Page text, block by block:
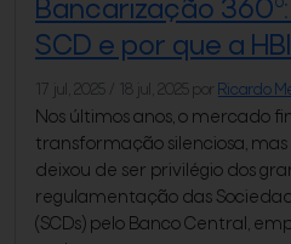
Bancarização
SCD e por que a
17 jul, 2025 / 18 jul, 2025 por Ricardo
Nos últimos anos, o mercado
transformação silenciosa,
deixou de ser privilégio dos
regulamentação das
(SCDs) pelo Banco Central,